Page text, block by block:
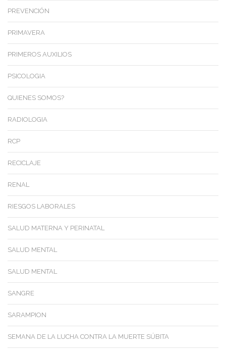
PREVENCIÓN
PRIMAVERA
PRIMEROS AUXILIOS
PSICOLOGIA
QUIENES SOMOS?
RADIOLOGIA
RCP
RECICLAJE
RENAL
RIESGOS LABORALES
SALUD MATERNA Y PERINATAL
SALUD MENTAL
SALUD MENTAL
SANGRE
SARAMPION
SEMANA DE LA LUCHA CONTRA LA MUERTE SÚBITA